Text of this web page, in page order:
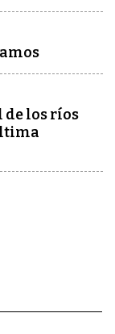
de los ríos